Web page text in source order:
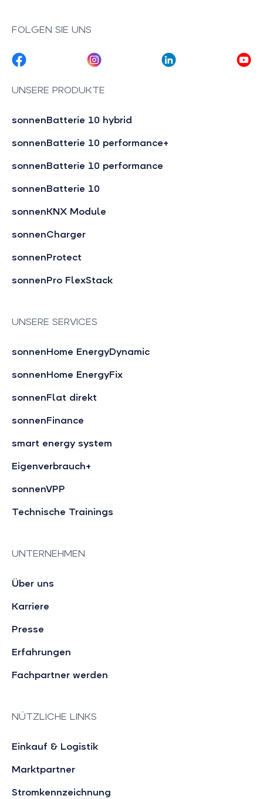
FOLGEN SIE UNS
UNSERE PRODUKTE
sonnenBatterie 10 hybrid
sonnenBatterie 10 performance+
sonnenBatterie 10 performance
sonnenBatterie 10
sonnenKNX Module
sonnenCharger
sonnenProtect
sonnenPro FlexStack
UNSERE SERVICES
sonnenHome EnergyDynamic
sonnenHome EnergyFix
sonnenFlat direkt
sonnenFinance
smart energy system
Eigenverbrauch+
sonnenVPP
Technische Trainings
UNTERNEHMEN
Über uns
Karriere
Presse
Erfahrungen
Fachpartner werden
NÜTZLICHE LINKS
Einkauf & Logistik
Marktpartner
Stromkennzeichnung